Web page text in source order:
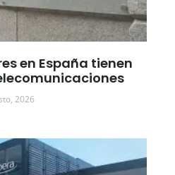
en España tienen
2026